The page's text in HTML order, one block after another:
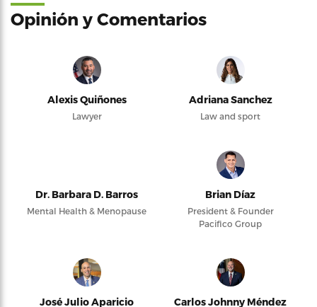
Opinión y Comentarios
Alexis Quiñones
Lawyer
Adriana Sanchez
Law and sport
Dr. Barbara D. Barros
Mental Health & Menopause
Brian Díaz
President & Founder
Pacifico Group
José Julio Aparicio Carlos Johnny Méndez